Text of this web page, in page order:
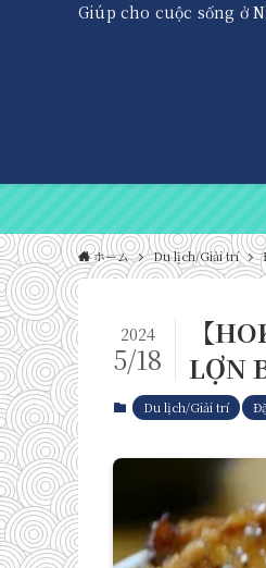
Giúp cho cuộc sống ở
ホーム Du lịch/Giải trí
【
LỢN
2024
5/18
Du lịch/Giải trí